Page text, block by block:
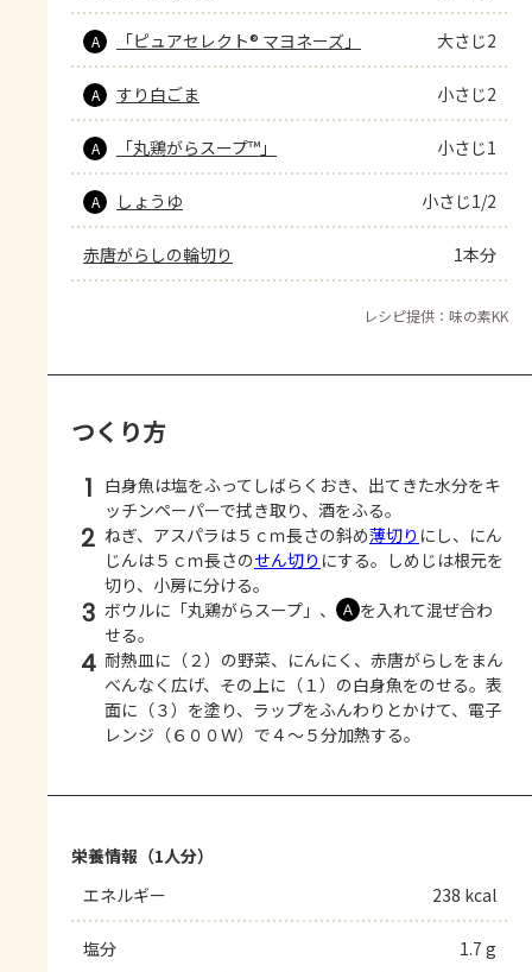
A 「ピュアセレクト® マヨネーズ」 大さじ2
A すり白ごま 小さじ2
A 「丸鶏がらスープ™」 小さじ1
A しょうゆ 小さじ1/2
赤唐がらしの輪切り 1本分
レシピ提供：味の素KK
つくり方
1 白身魚は塩をふってしばらくおき、出てきた水分をキ
ッチンペーパーで拭き取り、酒をふる。
2 ねぎ、アスパラは５ｃｍ長さの斜め薄切り にし、にん
じんは５ｃｍ長さのせん切り にする。しめじは根元を
切り、小房に分ける。
3 ボウルに「丸鶏がらスープ」、 Ａ を入れて混ぜ合わ
せる。
4 耐熱皿に（２）の野菜、にんにく、赤唐がらしをまん
べんなく広げ、その上に（１）の白身魚をのせる。表
面に（３）を塗り、ラップをふんわりとかけて、電子
レンジ（６００Ｗ）で４～５分加熱する。
栄養情報（1人分）
エネルギー
238 kcal
塩分 1.7 g